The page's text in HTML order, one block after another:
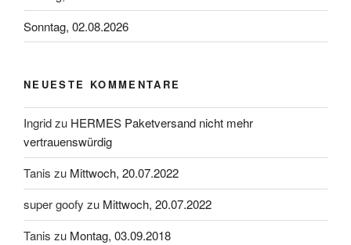
Sonntag, 02.08.2026
NEUESTE KOMMENTARE
Ingridzu HERMES Paketversand nicht mehr
vertrauenswürdig
Tanis zu Mittwoch, 20.07.2022
super goofy zu Mittwoch, 20.07.2022
Tanis zu Montag, 03.09.2018